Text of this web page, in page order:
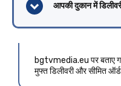
आपकी दुकान में
bgtvmedia.eu पर बताए गए
मुफ्त डिलीवरी और सीमित